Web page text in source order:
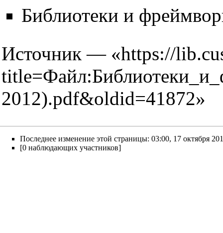
Библиотеки и
Источник — «https://
2012).pdf&oldid=41872»
Последнее изменение этой страницы: 03:00, 17 октября
[0 наблюдающих участников]